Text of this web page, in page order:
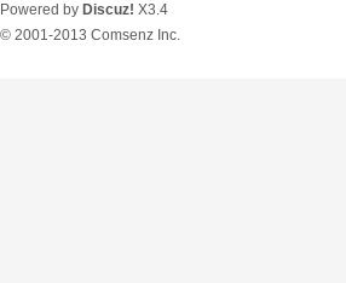
Powered by Discuz! X3.4
© 2001-2013 Comsenz Inc.